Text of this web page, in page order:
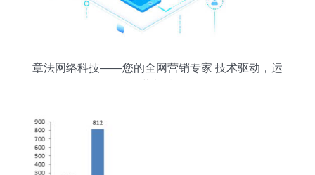
章法网络科技——您的全网营销专家 技术驱动，运